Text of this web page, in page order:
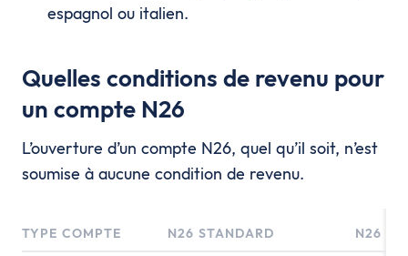
espagnol ou italien.
Quelles conditions de revenu pour
un compte N26
L’ouverture d’un compte N26, quel qu’il soit, n’est
soumise à aucune condition de revenu.
TYPE COMPTE N26 STANDARD N26